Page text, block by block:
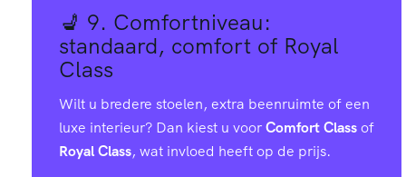
💺 9. Comfortniveau:
standaard, comfort of Royal
Class
Wilt u bredere stoelen, extra beenruimte of een
luxe interieur? Dan kiest u voorComfort Classof
Royal Class, wat invloed heeft op de prijs.